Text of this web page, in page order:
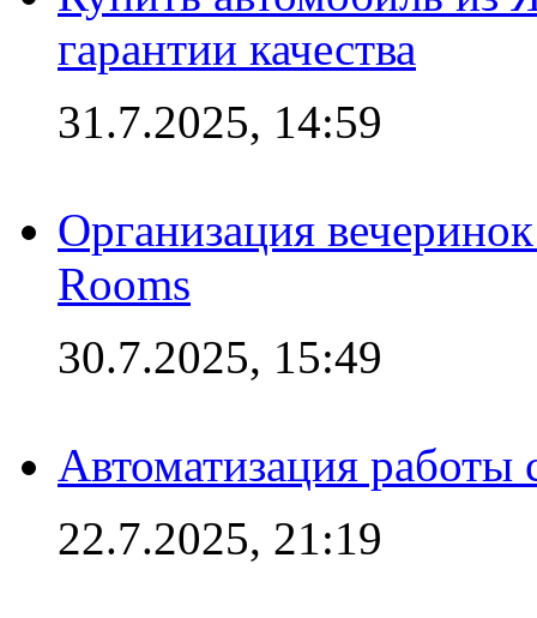
гарантии качества
31.7.2025, 14:59
Организация
Rooms
30.7.2025, 15:49
Автоматизация работы
22.7.2025, 21:19